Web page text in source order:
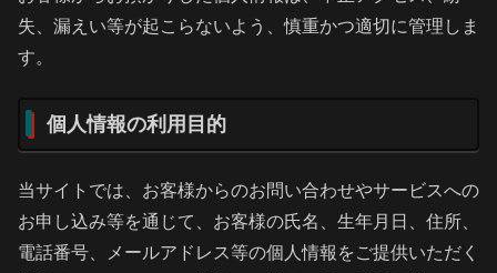
失、漏えい等が起こらないよう、慎重かつ適切に管理しま
す。
個人情報の利用目的
当サイトでは、お客様からのお問い合わせやサービスへの
お申し込み等を通じて、お客様の氏名、生年月日、住所、
電話番号、メールアドレス等の個人情報をご提供いただく